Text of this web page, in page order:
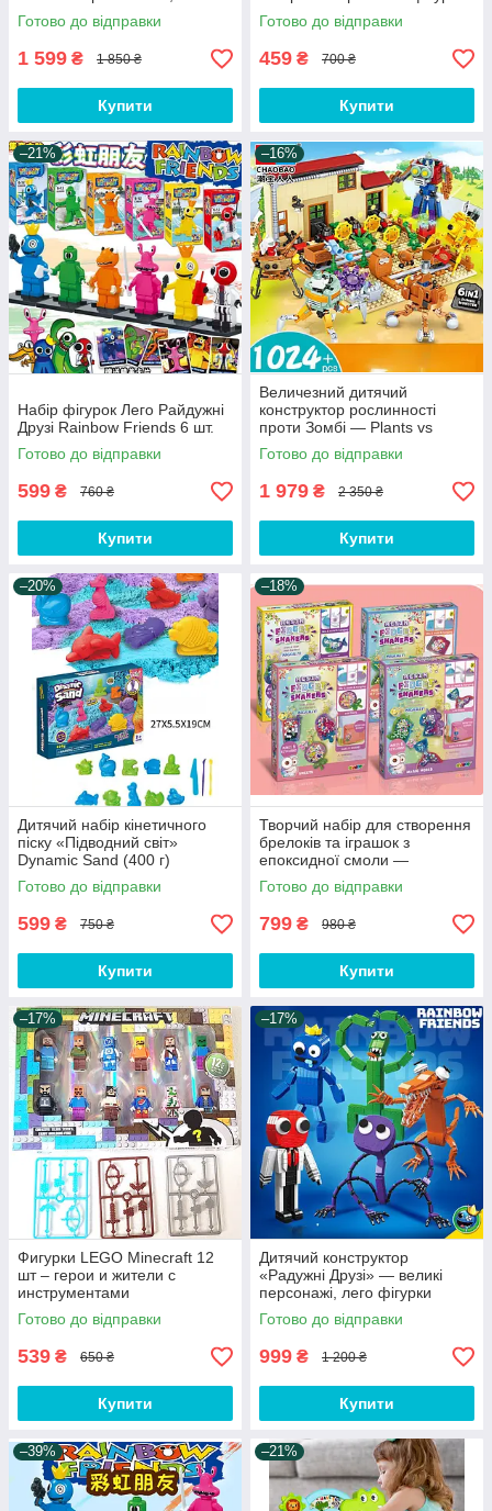
деталей
Готово до відправки
1 599 ₴ 1 850 ₴
Купити
Готово до відправки
459 ₴ 700 ₴
Купити
–21%
Набір фігурок Лего Райдужні
Друзі Rainbow Friends 6 шт.
Готово до відправки
599 ₴ 760 ₴
Купити
–16%
Величезний дитячий
конструктор рослинності
проти Зомбі — Plants vs
Zombies Boss (1024 деталі)
Готово до відправки
1 979 ₴ 2 350 ₴
Купити
–20%
Дитячий набір кінетичного
піску «Підводний світ»
Dynamic Sand (400 г)
Готово до відправки
599 ₴ 750 ₴
Купити
–18%
Творчий набір для створення
брелоків та іграшок з
епоксидної смоли —
ідеальний подарунок для
дітей
Готово до відправки
799 ₴ 980 ₴
Купити
–17%
Фигурки LEGO Minecraft 12
шт – герои и жители с
инструментами
Готово до відправки
539 ₴ 650 ₴
Купити
–17%
Дитячий конструктор
«Радужні Друзі» — великі
персонажі, лего фігурки
Rainbow Friends
Готово до відправки
999 ₴ 1 200 ₴
Купити
–39% –21%